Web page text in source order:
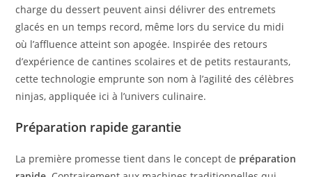
charge du dessert peuvent ainsi délivrer des entremets
glacés en un temps record, même lors du service du midi
où l’affluence atteint son apogée. Inspirée des retours
d’expérience de cantines scolaires et de petits restaurants,
cette technologie emprunte son nom à l’agilité des célèbres
ninjas, appliquée ici à l’univers culinaire.
Préparation rapide garantie
La première promesse tient dans le concept de préparation